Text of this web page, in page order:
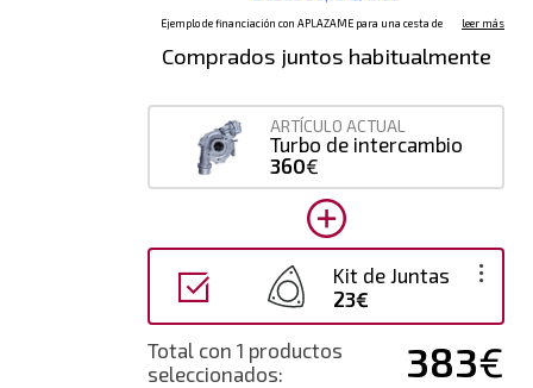
Comprados juntos habitualmente
ARTÍCULO ACTUAL
Turbo de intercambio
360€
Kit de Juntas
23€
Total con 1 productos
seleccionados:
383€